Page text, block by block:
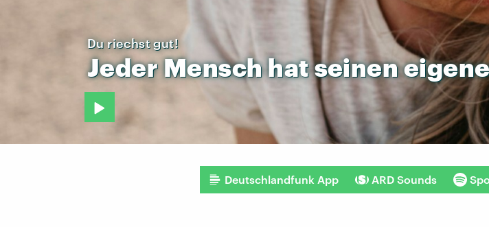
Du riechst gut!
JederMenschhatseinen
Deutschlandfunk App ARD Sounds